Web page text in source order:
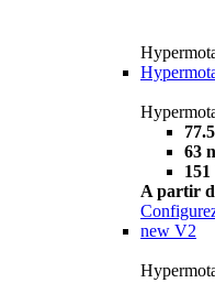
63
A partir
new V2